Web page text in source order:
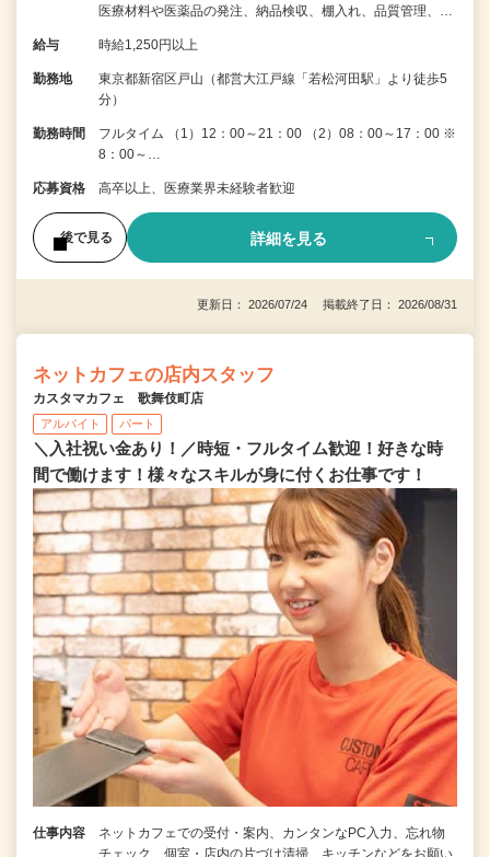
医療材料や医薬品の発注、納品検収、棚入れ、品質管理、…
給与 時給1,250円以上
勤務地
東京都新宿区戸山（都営大江戸線「若松河田駅」より徒歩5
分）
勤務時間
フルタイム （1）12：00～21：00 （2）08：00～17：00 ※
8：00～…
応募資格 高卒以上、医療業界未経験者歓迎
後で見る 詳細を見る
更新日： 2026/07/24 掲載終了日： 2026/08/31
ネットカフェの店内スタッフ
カスタマカフェ 歌舞伎町店
アルバイト パート
＼入社祝い金あり！／時短・フルタイム歓迎！好きな時
間で働けます！様々なスキルが身に付くお仕事です！
仕事内容
ネットカフェでの受付・案内、カンタンなPC入力、忘れ物
チェック、個室・店内の片づけ清掃、キッチンなどをお願い